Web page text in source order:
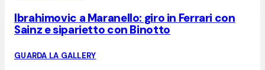
Ibrahimovic a Maranello: giro in Ferrari con
Sainz e siparietto con Binotto
GUARDA LA GALLERY